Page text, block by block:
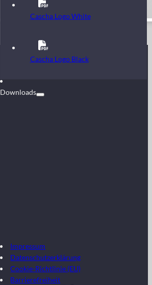
Kontakt
Downloads
Cascha Logo White
Cascha Logo Black
Impressum
Datenschutzerklärung
Cookie-Richtlinie (EU)
Barrierefreiheit